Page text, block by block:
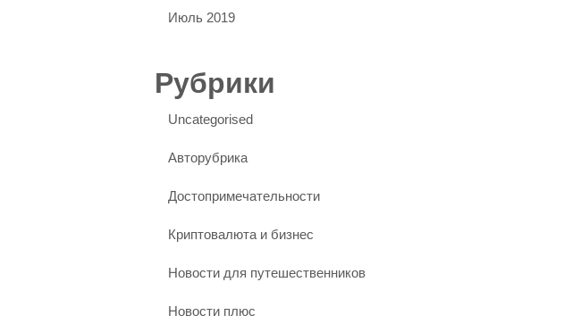
Июль 2019
Рубрики
Uncategorised
Авторубрика
Достопримечательности
Криптовалюта и бизнес
Новости для путешественников
Новости плюс